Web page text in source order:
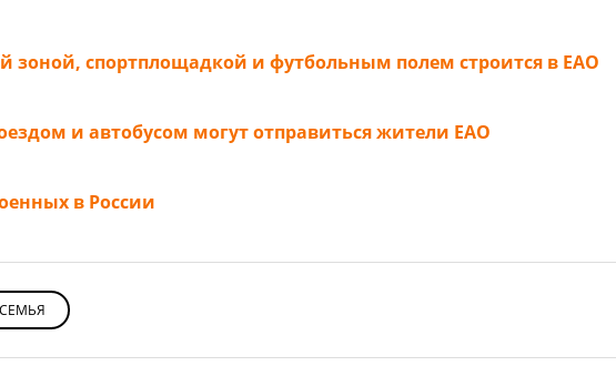
зоной, спортплощадкой и футбольным полем строится в ЕАО
и автобусом могут отправиться жители ЕАО
в России
СЕМЬЯ